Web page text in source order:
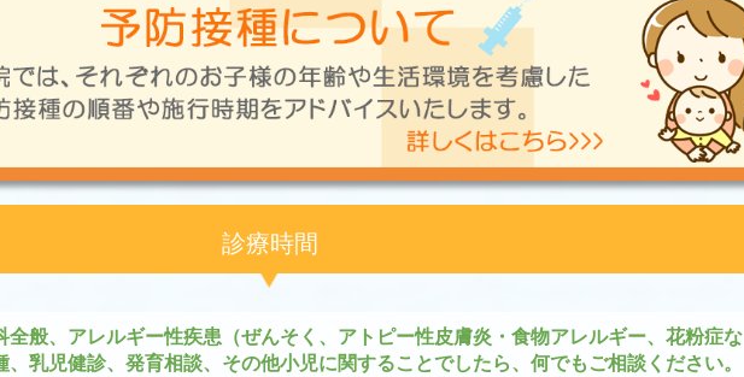
診療時間
般、アレルギー性疾患（ぜんそく、アトピー性皮膚炎・食物アレルギー、花粉症な
乳児健診、発育相談、その他小児に関することでしたら、何でもご相談ください。